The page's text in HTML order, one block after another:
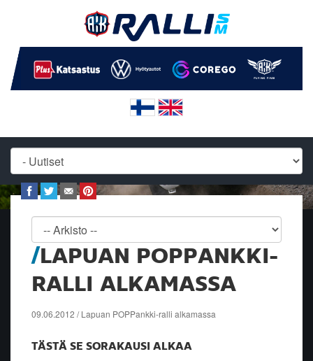
LAPUAN POPPANKKI-
RALLI ALKAMASSA
09.06.2012 / Lapuan POPPankki-ralli alkamassa
TÄSTÄ SE SORAKAUSI ALKAA